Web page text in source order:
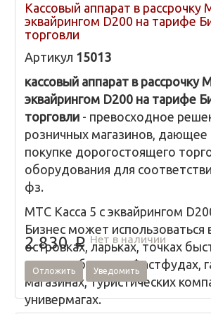
Кассовый аппарат в рассрочку
эквайрингом D200 на тарифе
торговли
Артикул 15013
кассовый аппарат в рассрочку
эквайрингом D200 на тарифе
торговли - превосходное
розничных магазинов, дающее
покупке дорогостоящего
оборудования для
фз.
МТС Касса 5 с эквайрингом
Бизнес может использоваться
островках, ларьках, точках
питания, бутиках, Фастфудах,
магазинах, туристических
универмагах.
2 830p Нет в наличии
Отложить Уведомить